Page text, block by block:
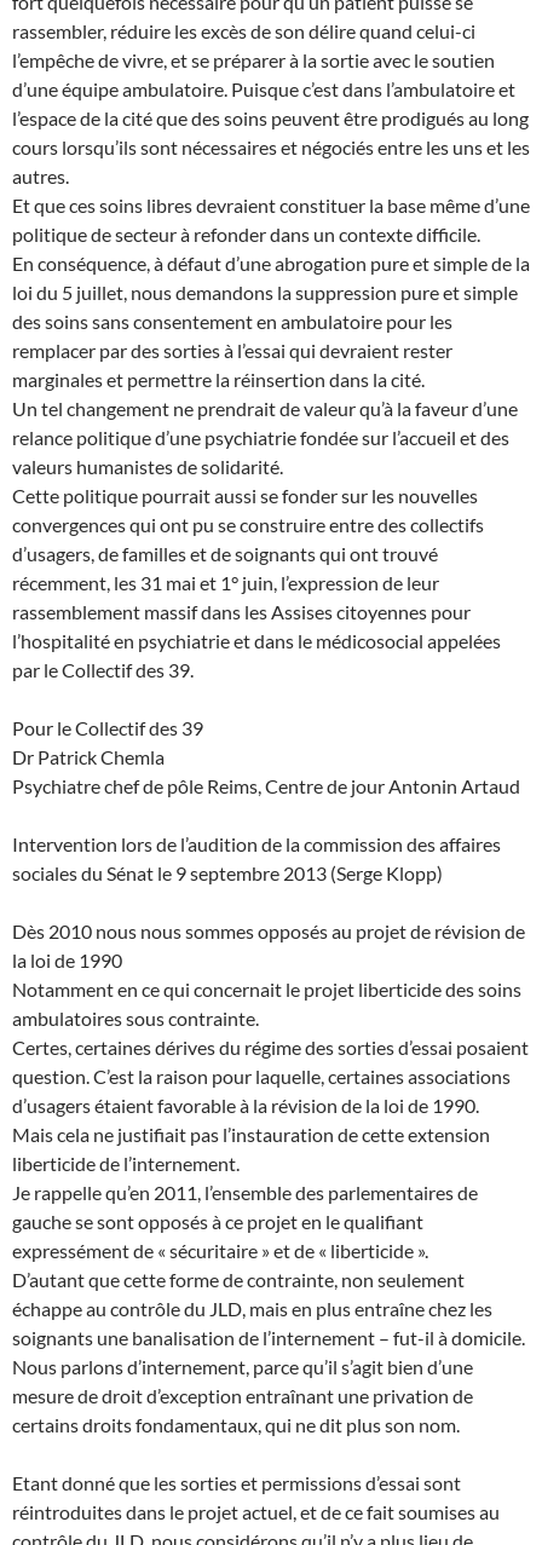
rassembler, réduire les excès de son délire quand celui-ci
l’empêche de vivre, et se préparer à la sortie avec le soutien
d’une équipe ambulatoire. Puisque c’est dans l’ambulatoire et
l’espace de la cité que des soins peuvent être prodigués au long
cours lorsqu’ils sont nécessaires et négociés entre les uns et les
autres.
Et que ces soins libres devraient constituer la base même d’une
politique de secteur à refonder dans un contexte difficile.
En conséquence, à défaut d’une abrogation pure et simple de la
loi du 5 juillet, nous demandons la suppression pure et simple
des soins sans consentement en ambulatoire pour les
remplacer par des sorties à l’essai qui devraient rester
marginales et permettre la réinsertion dans la cité.
Un tel changement ne prendrait de valeur qu’à la faveur d’une
relance politique d’une psychiatrie fondée sur l’accueil et des
valeurs humanistes de solidarité.
Cette politique pourrait aussi se fonder sur les nouvelles
convergences qui ont pu se construire entre des collectifs
d’usagers, de familles et de soignants qui ont trouvé
récemment, les 31 mai et 1° juin, l’expression de leur
rassemblement massif dans les Assises citoyennes pour
l’hospitalité en psychiatrie et dans le médicosocial appelées
par le Collectif des 39.
Pour le Collectif des 39
Dr Patrick Chemla
Psychiatre chef de pôle Reims, Centre de jour Antonin Artaud
Intervention lors de l’audition de la commission des affaires
sociales du Sénat le 9 septembre 2013 (Serge Klopp)
Dès 2010 nous nous sommes opposés au projet de révision de
la loi de 1990
Notamment en ce qui concernait le projet liberticide des soins
ambulatoires sous contrainte.
Certes, certaines dérives du régime des sorties d’essai posaient
question. C’est la raison pour laquelle, certaines associations
d’usagers étaient favorable à la révision de la loi de 1990.
Mais cela ne justifiait pas l’instauration de cette extension
liberticide de l’internement.
Je rappelle qu’en 2011, l’ensemble des parlementaires de
gauche se sont opposés à ce projet en le qualifiant
expressément de « sécuritaire » et de « liberticide ».
D’autant que cette forme de contrainte, non seulement
échappe au contrôle du JLD, mais en plus entraîne chez les
soignants une banalisation de l’internement – fut-il à domicile.
Nous parlons d’internement, parce qu’il s’agit bien d’une
mesure de droit d’exception entraînant une privation de
certains droits fondamentaux, qui ne dit plus son nom.
Etant donné que les sorties et permissions d’essai sont
réintroduites dans le projet actuel, et de ce fait soumises au